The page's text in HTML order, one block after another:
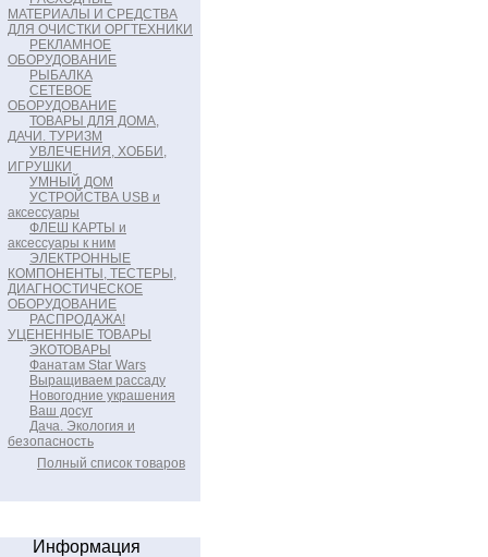
МАТЕРИАЛЫ И СРЕДСТВА
ДЛЯ ОЧИСТКИ ОРГТЕХНИКИ
РЕКЛАМНОЕ
ОБОРУДОВАНИЕ
РЫБАЛКА
СЕТЕВОЕ
ОБОРУДОВАНИЕ
ТОВАРЫ ДЛЯ ДОМА,
ДАЧИ. ТУРИЗМ
УВЛЕЧЕНИЯ, ХОББИ,
ИГРУШКИ
УМНЫЙ ДОМ
УСТРОЙСТВА USB и
аксессуары
ФЛЕШ КАРТЫ и
аксессуары к ним
ЭЛЕКТРОННЫЕ
КОМПОНЕНТЫ, ТЕСТЕРЫ,
ДИАГНОСТИЧЕСКОЕ
ОБОРУДОВАНИЕ
РАСПРОДАЖА!
УЦЕНЕННЫЕ ТОВАРЫ
ЭКОТОВАРЫ
Фанатам Star Wars
Выращиваем рассаду
Новогодние украшения
Ваш досуг
Дача. Экология и
безопасность
Полный список товаров
Информация